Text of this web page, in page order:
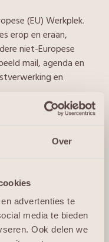
Over
advertenties te
media te bieden
Ook delen we
(EU) Werkplek.
erop en eraan,
niet-Europese
mail, agenda en
en
we dit idee
Het is duidelijk
voor kleinere
die niet alle
standaard